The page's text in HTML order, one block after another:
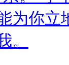
你立
。